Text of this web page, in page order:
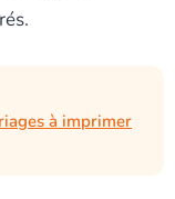
à imprimer